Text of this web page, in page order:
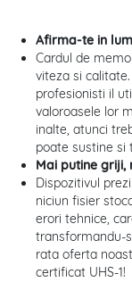
Afirma-te in
Cardul de
viteza si
profesionisti il
valoroasele lor
inalte, atunci
poate sustine si
Mai putine griji,
Dispozitivul
niciun fisier
erori tehnice,
transformandu-
rata oferta
certificat UHS-1!